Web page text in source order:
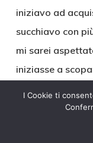
iniziavo ad
succhiavo con
mi sarei
iniziasse a
con passione e
sotto la
I Cookie ti